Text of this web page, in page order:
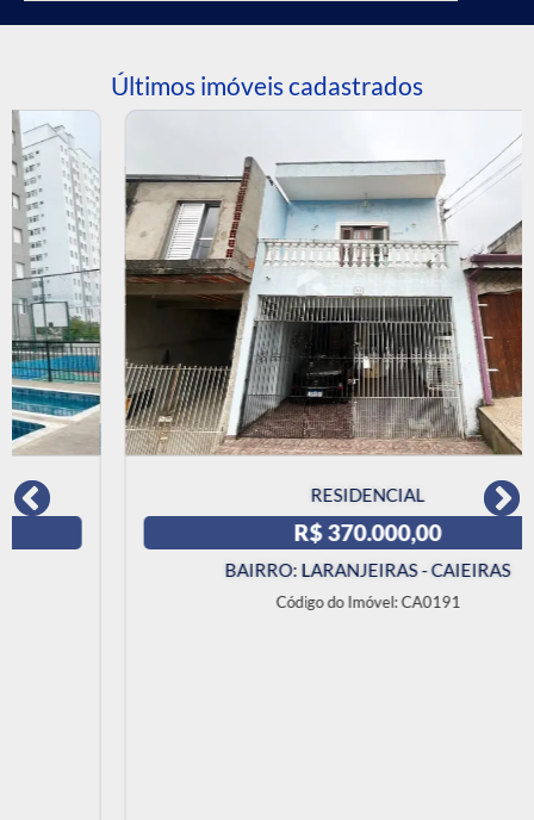
Últimos imóveis cadastrados
RESIDENCIAL
R$ 370.000,00
BAIRRO: LARANJEIRAS - CAIEIRAS
Código do Imóvel: CA0191